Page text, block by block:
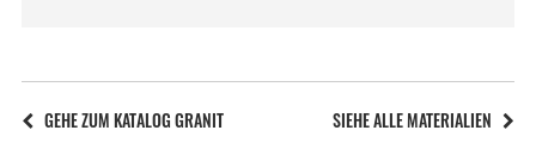
GEHE ZUM KATALOG GRANIT SIEHE ALLE MATERIALIEN